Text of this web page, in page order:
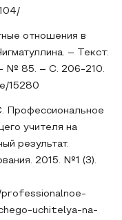
отношения в
– Текст:
№ 85. – С. 206-210.
15280
Профессиональное
учителя на
результат.
2015. №1 (3).
uchitelya-na-